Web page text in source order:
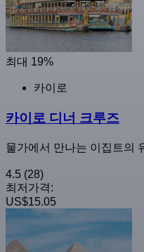
최대 19%
카이로
카이로 디너 크루즈
물가에서 만나는 이집트의
4.5 (28)
최저가격:
US$15.05